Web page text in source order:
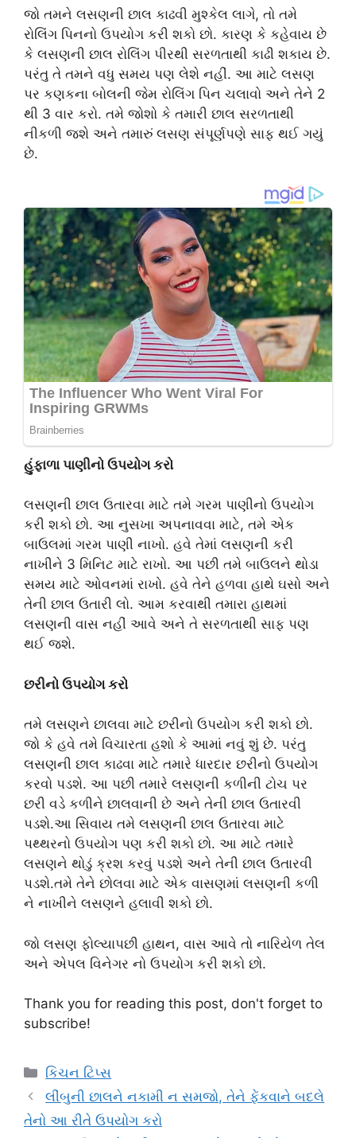
જો તમને લસણની છાલ કાઢવી મુશ્કેલ લાગે, તો તમે
રોલિંગ પિનનો ઉપયોગ કરી શકો છો. કારણ કે કહેવાય છે
કે લસણની છાલ રોલિંગ પીરથી સરળતાથી કાઢી શકાય છે.
પરંતુ તે તમને વધુ સમય પણ લેશે નહીં. આ માટે લસણ
પર કણકના બોલની જેમ રોલિંગ પિન ચલાવો અને તેને 2
થી 3 વાર કરો. તમે જોશો કે તમારી છાલ સરળતાથી
નીકળી જશે અને તમારું લસણ સંપૂર્ણપણે સાફ થઈ ગયું
છે.
હુંફાળા પાણીનો ઉપયોગ કરો
લસણની છાલ ઉતારવા માટે તમે ગરમ પાણીનો ઉપયોગ
કરી શકો છો. આ નુસખા અપનાવવા માટે, તમે એક
બાઉલમાં ગરમ ​​પાણી નાખો. હવે તેમાં લસણની કરી
નાખીને 3 મિનિટ માટે રાખો. આ પછી તમે બાઉલને થોડા
સમય માટે ઓવનમાં રાખો. હવે તેને હળવા હાથે ઘસો અને
તેની છાલ ઉતારી લો. આમ કરવાથી તમારા હાથમાં
લસણની વાસ નહીં આવે અને તે સરળતાથી સાફ પણ
થઈ જશે.
છરીનો ઉપયોગ કરો
તમે લસણને છાલવા માટે છરીનો ઉપયોગ કરી શકો છો.
જો કે હવે તમે વિચારતા હશો કે આમાં નવું શું છે. પરંતુ
લસણની છાલ કાઢવા માટે તમારે ધારદાર છરીનો ઉપયોગ
કરવો પડશે. આ પછી તમારે લસણની કળીની ટોચ પર
છરી વડે કળીને છાલવાની છે અને તેની છાલ ઉતારવી
પડશે.આ સિવાય તમે લસણની છાલ ઉતારવા માટે
પથ્થરનો ઉપયોગ પણ કરી શકો છો. આ માટે તમારે
લસણને થોડું ક્રશ કરવું પડશે અને તેની છાલ ઉતારવી
પડશે.તમે તેને છોલવા માટે એક વાસણમાં લસણની કળી
ને નાખીને લસણને હલાવી શકો છો.
જો લસણ ફોલ્યાપછી હાથન, વાસ આવે તો નારિયેળ તેલ
અને એપલ વિનેગર નો ઉપયોગ કરી શકો છો.
Thank you for reading this post, don't forget to
subscribe!
Categories
કિચન ટિપ્સ
લીંબુની છાલને નકામી ન સમજો, તેને ફેંકવાને બદલે
તેનો આ રીતે ઉપયોગ કરો